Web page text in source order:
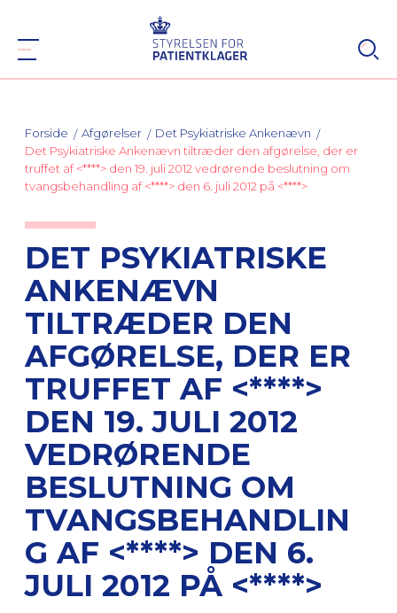
Forside Afgørelser
Det Psykiatriske Ankenævn
Det Psykiatriske Ankenævn tiltræder den afgørelse, der er
truffet af <****> den 19. juli 2012 vedrørende beslutning om
tvangsbehandling af <****> den 6. juli 2012 på <****>
DET PSYKIATRISKE
ANKENÆVN
TILTRÆDER DEN
AFGØRELSE, DER ER
TRUFFET AF <****>
DEN 19. JULI 2012
VEDRØRENDE
BESLUTNING OM
TVANGSBEHANDLIN
G AF <****> DEN 6.
JULI 2012 PÅ <****>